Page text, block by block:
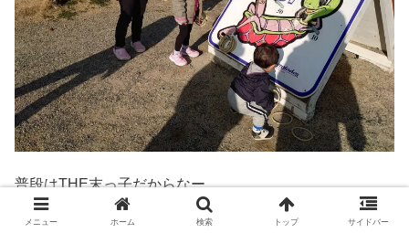
普段はTHE末っ子だからなー
メニュー ホーム 検索 トップ サイドバー